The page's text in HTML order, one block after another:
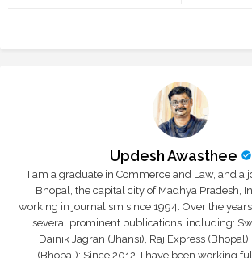
Updesh Awasthee
I am a graduate in Commerce and Law, and a
Bhopal, the capital city of Madhya Pradesh,
working in journalism since 1994. Over the
several prominent publications, including:
Dainik Jagran (Jhansi), Raj Express
(Bhopal); Since 2012, I have been working